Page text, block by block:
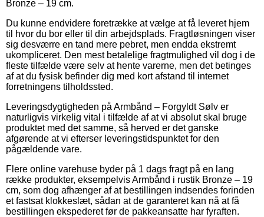
Bronze – 19 cm.
Du kunne endvidere foretrække at vælge at få leveret hjem
til hvor du bor eller til din arbejdsplads. Fragtløsningen viser
sig desværre en tand mere pebret, men endda ekstremt
ukompliceret. Den mest betalelige fragtmulighed vil dog i de
fleste tilfælde være selv at hente varerne, men det betinges
af at du fysisk befinder dig med kort afstand til internet
forretningens tilholdssted.
Leveringsdygtigheden på Armbånd – Forgyldt Sølv er
naturligvis virkelig vital i tilfælde af at vi absolut skal bruge
produktet med det samme, så herved er det ganske
afgørende at vi efterser leveringstidspunktet for den
pågældende vare.
Flere online varehuse byder på 1 dags fragt på en lang
række produkter, eksempelvis Armbånd i rustik Bronze – 19
cm, som dog afhænger af at bestillingen indsendes forinden
et fastsat klokkeslæt, sådan at de garanteret kan nå at få
bestillingen ekspederet før de pakkeansatte har fyraften.